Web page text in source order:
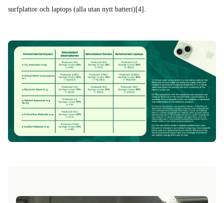
surfplattor och laptops (alla utan nytt batteri)[4].